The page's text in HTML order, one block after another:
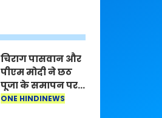
चिराग पासवान और
पीएम मोदी ने छठ
पूजा के समापन पर
देशवासियों को दी
ONE HINDINEWS